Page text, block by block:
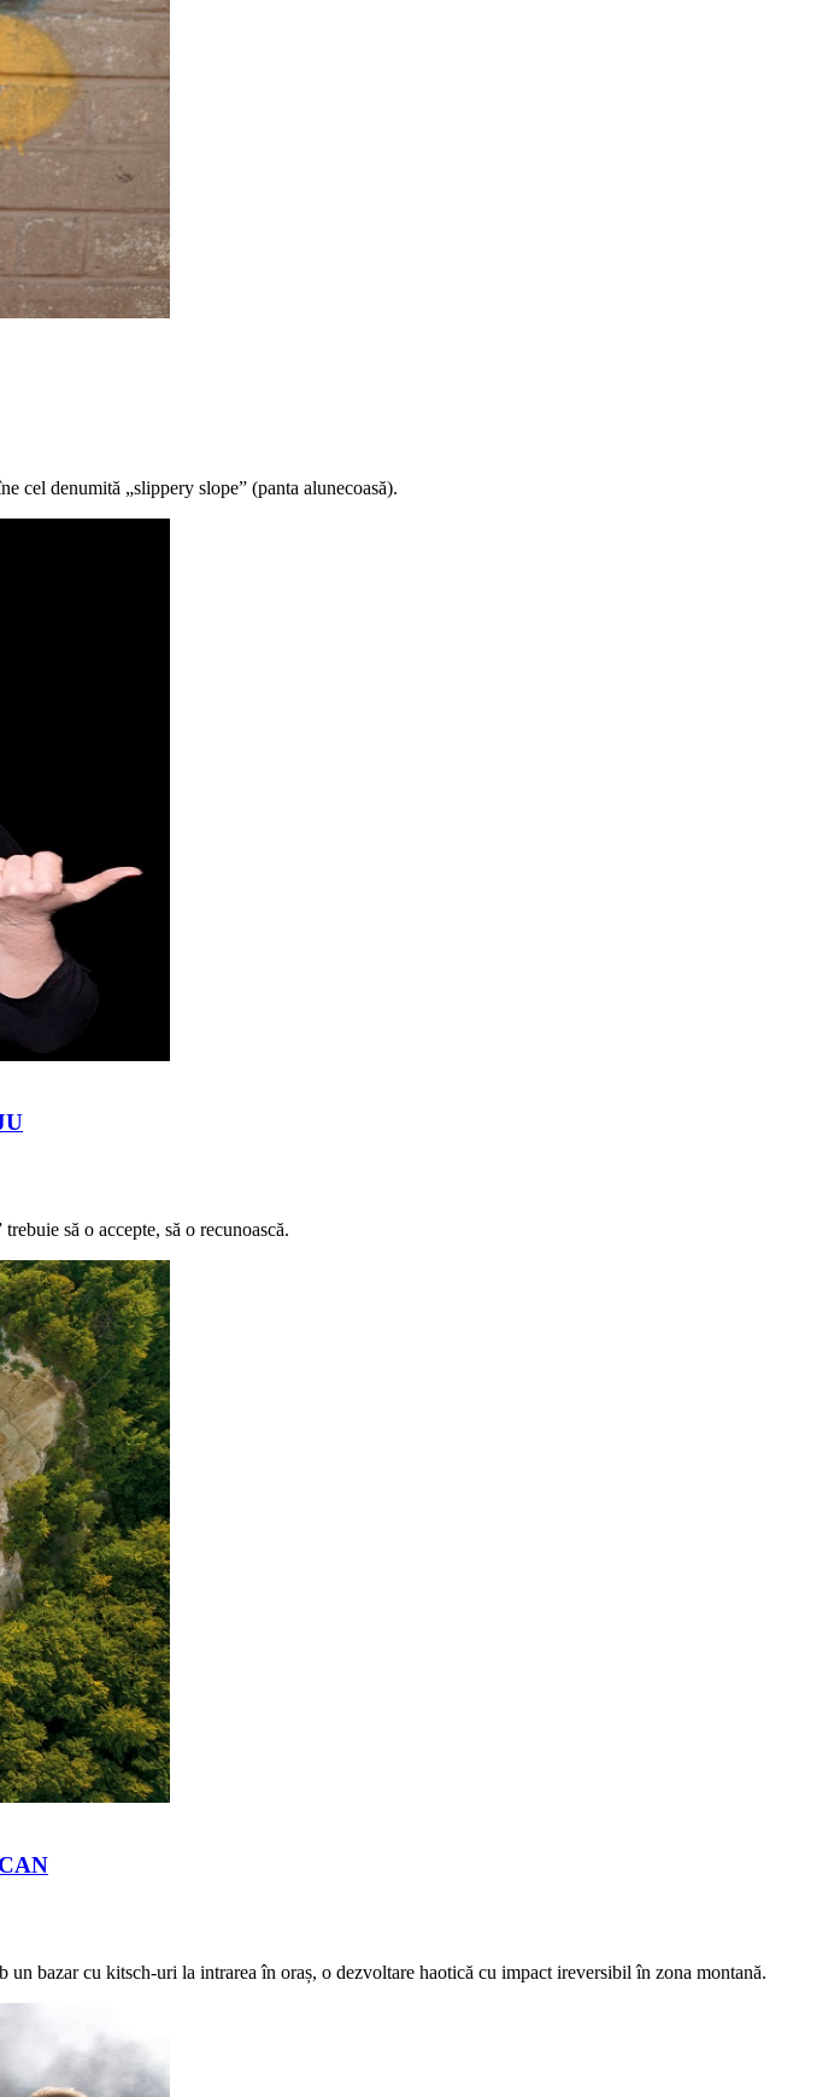
cel denumită „slippery slope” (panta alunecoasă).
să o accepte, să o recunoască.
bazar cu kitsch-uri la intrarea în oraș, o dezvoltare haotică cu impact ireversibil în zona montană.